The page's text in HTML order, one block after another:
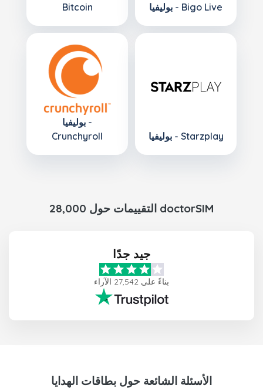
Bitcoin
بوليفيا - Bigo Live
بوليفيا -
Crunchyroll
بوليفيا - Starzplay
28,000 التقييمات حول doctorSIM
جيد جدًا
بناءً على 27,542 الآراء
الأسئلة الشائعة حول بطاقات الهدايا